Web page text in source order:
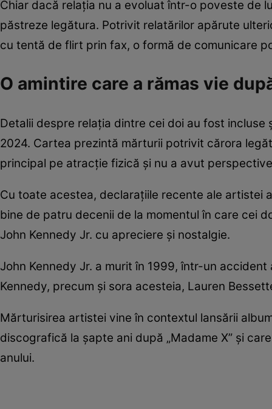
Chiar dacă relația nu a evoluat într-o poveste de
păstreze legătura. Potrivit relatărilor apărute
cu tentă de flirt prin fax, o formă de comunicare
O amintire care a rămas vie
Detalii despre relația dintre cei doi au fost incluse
2024. Cartea prezintă mărturii potrivit cărora
principal pe atracție fizică și nu a avut
Cu toate acestea, declarațiile recente ale artistei
bine de patru decenii de la momentul în care cei
John Kennedy Jr. cu apreciere și nostalgie.
John Kennedy Jr. a murit în 1999, într-un
Kennedy, precum și sora acesteia, Lauren
Mărturisirea artistei vine în contextul lansării
discografică la șapte ani după „Madame X” și
anului.